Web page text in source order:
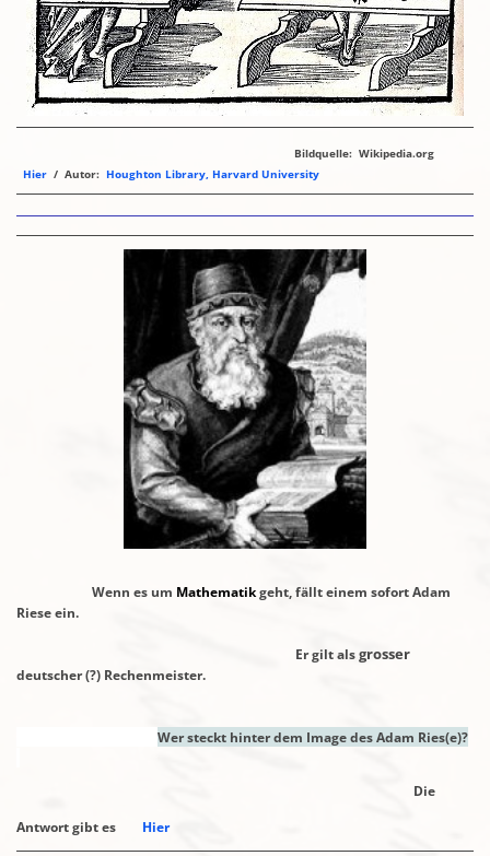
Bildquelle: Wikipedia.org
Hier / Autor: Houghton Library, Harvard University
Wenn es um Mathematikgeht, fällt einem sofort Adam
Riese ein.
Er gilt alsgrosser
deutscher (?) Rechenmeister.
Wer steckt hinter dem Image des Adam Ries(e)?
Die
Antwort gibt es Hier